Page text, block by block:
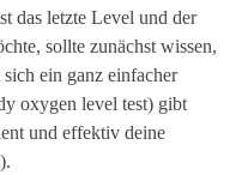
das letzte Level und der
sollte zunächst wissen,
ein ganz einfacher
oxygen level test) gibt
und effektiv deine